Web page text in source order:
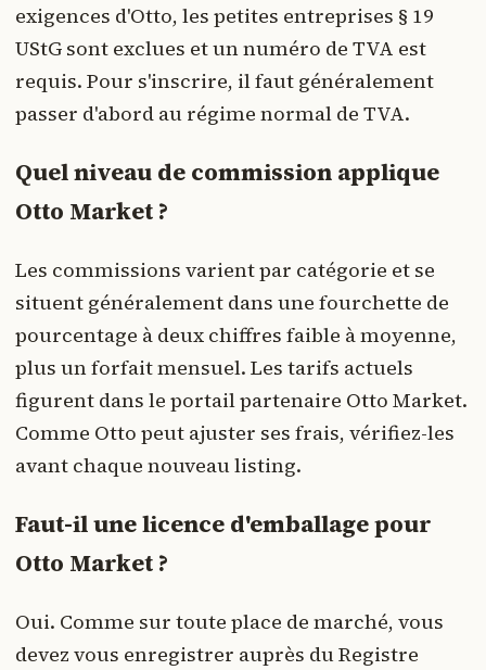
exigences d'Otto, les petites entreprises § 19
UStG sont exclues et un numéro de TVA est
requis. Pour s'inscrire, il faut généralement
passer d'abord au régime normal de TVA.
Quel niveau de commission applique
Otto Market ?
Les commissions varient par catégorie et se
situent généralement dans une fourchette de
pourcentage à deux chiffres faible à moyenne,
plus un forfait mensuel. Les tarifs actuels
figurent dans le portail partenaire Otto Market.
Comme Otto peut ajuster ses frais, vérifiez-les
avant chaque nouveau listing.
Faut-il une licence d'emballage pour
Otto Market ?
Oui. Comme sur toute place de marché, vous
devez vous enregistrer auprès du Registre